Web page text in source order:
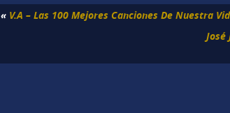
« V.A – Las 100 Mejores Canciones De Nuestra
José